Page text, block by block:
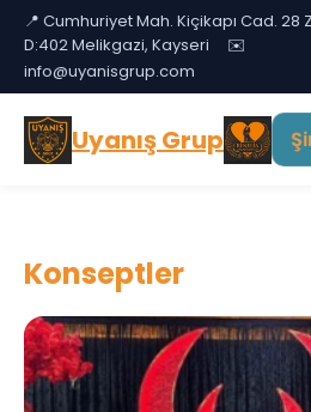
📍 Cumhuriyet Mah. Kiçikapı Cad. 28
D:402 Melikgazi, Kayseri
✉️
info@uyanisgrup.com
Uyanış Grup
Konseptler